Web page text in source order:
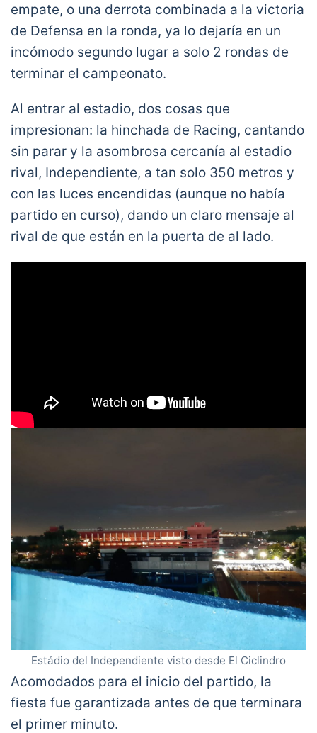
empate, o una derrota combinada a la victoria
de Defensa en la ronda, ya lo dejaría en un
incómodo segundo lugar a solo 2 rondas de
terminar el campeonato.
Al entrar al estadio, dos cosas que
impresionan: la hinchada de Racing, cantando
sin parar y la asombrosa cercanía al estadio
rival, Independiente, a tan solo 350 metros y
con las luces encendidas (aunque no había
partido en curso), dando un claro mensaje al
rival de que están en la puerta de al lado.
Estádio del Independiente visto desde El Ciclindro
Acomodados para el inicio del partido, la
fiesta fue garantizada antes de que terminara
el primer minuto.